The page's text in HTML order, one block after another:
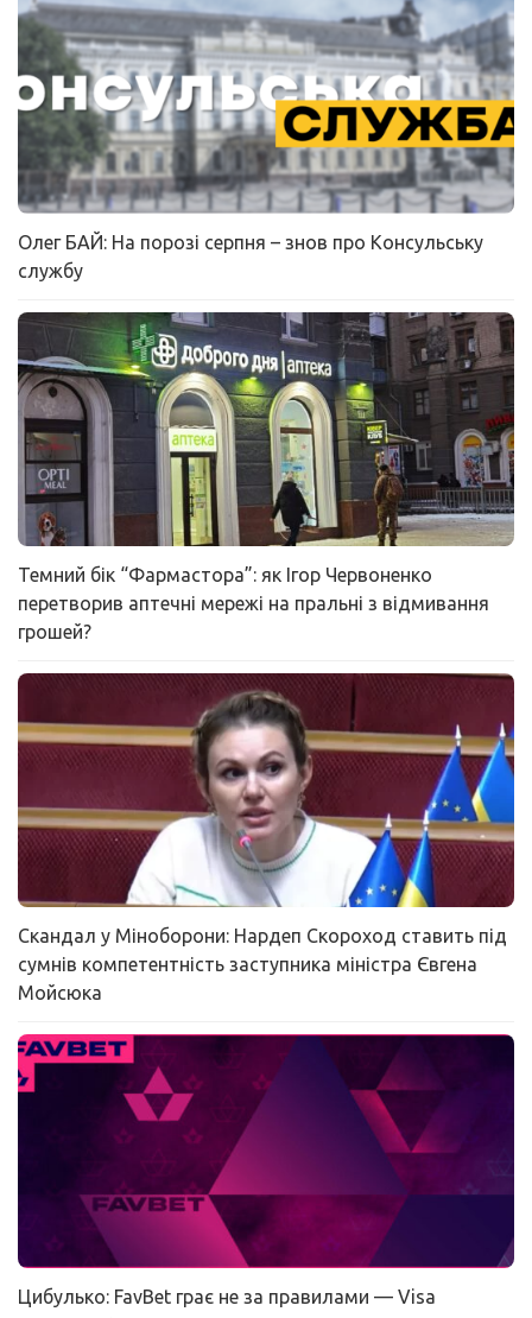
Олег БАЙ: На порозі серпня – знов про Консульську
службу
Темний бік “Фармастора”: як Ігор Червоненко
перетворив аптечні мережі на пральні з відмивання
грошей?
Скандал у Міноборони: Нардеп Скороход ставить під
сумнів компетентність заступника міністра Євгена
Мойсюка
Цибулько: FavBet грає не за правилами — Visa